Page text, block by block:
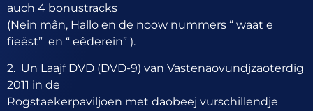
auch 4 bonustracks
(Nein mân, Hallo en de noow nummers “ waat e
fieëst” en “ eêderein” ).
2. Un Laajf DVD (DVD-9) van Vastenaovundjzaoterdig
2011 in de
Rogstaekerpaviljoen met daobeej vurschillendje